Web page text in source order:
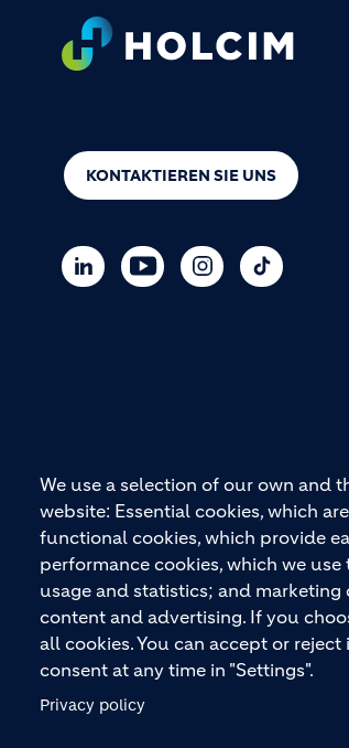
We use a selection of our own and
website: Essential cookies, which
functional cookies, which provide
performance cookies, which we
usage and statistics; and
content and advertising. If you
all cookies. You can accept or
consent at any time in "Settings".
Privacy policy
KONTAKTIEREN SIE UNS
Footer bottom
© HOLCIM 2026